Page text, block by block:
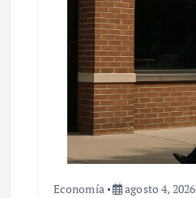
Economía agosto 4, 2026